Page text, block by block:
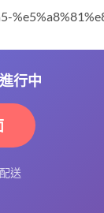
行中
送